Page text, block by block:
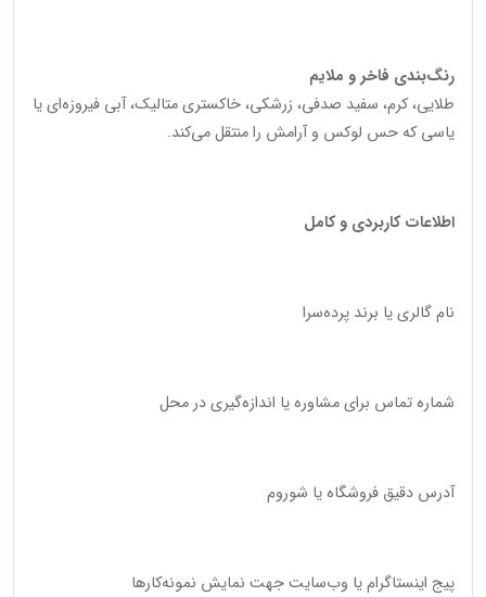
رنگ‌بندی فاخر و ملایم
طلایی، کرم، سفید صدفی، زرشکی، خاکستری متالیک، آبی فیروزه‌ای یا
یاسی که حس لوکس و آرامش را منتقل می‌کند.
اطلاعات کاربردی و کامل
نام گالری یا برند پرده‌سرا
شماره تماس برای مشاوره یا اندازه‌گیری در محل
آدرس دقیق فروشگاه یا شو‌روم
پیج اینستاگرام یا وب‌سایت جهت نمایش نمونه‌کارها